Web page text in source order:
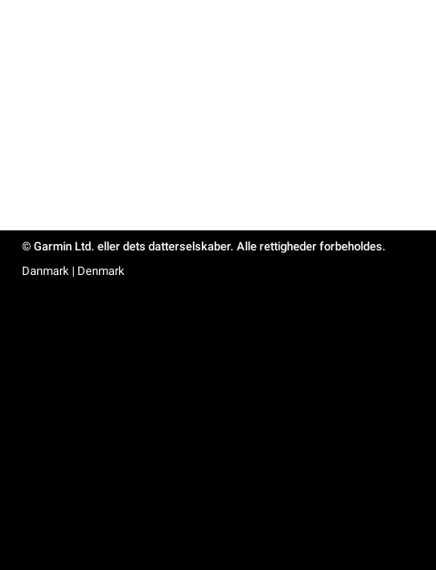
© Garmin Ltd. eller dets datterselskaber. Alle rettigheder forbeholdes.
Danmark | Denmark